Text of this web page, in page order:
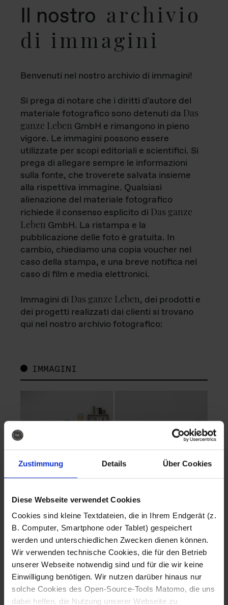
Zustimmung Details Über Cookies
Diese Webseite verwendet Cookies
Cookies sind kleine Textdateien, die in Ihrem Endgerät (z.
B. Computer, Smartphone oder Tablet) gespeichert
werden und unterschiedlichen Zwecken dienen können.
Wir verwenden technische Cookies, die für den Betrieb
unserer Webseite notwendig sind und für die wir keine
Einwilligung benötigen. Wir nutzen darüber hinaus nur
solche Cookies des Open-Source-Tools Matomo, die uns
dabei helfen, die Nutzung unserer Webseite zu
Il nostro archivio
di immagini
Benvenuti nel nostro archivio di immagini!
Si prega di notare che i diritti d'autore del
materiale fotografico sono detenuti da Das
ganze Leben GmbH e rimangono in pieno
vigore. Le immagini possono essere
utilizzate per scopi editoriali e scientifici. Si
prega di allegare sempre le informazioni
sulla fonte, che troverete salvata insieme
alla rispettiva immagine. Qualsiasi
alienazione del materiale fotografico
richiede il consenso esplicito di Das ganze
Leben GmbH. La ristampa e la
pubblicazione delle foto è gratuita. In
cambio, chiediamo una copia voucher nel
caso della stampa, e una breve notifica nel
caso di film e media elettronici.
Immagini di Das ganze Leben, dei prodotti e
dei progetti realizzati dai clienti si trovano
qui nel nostro archivio fotografico:
IMMAGINI
Fotografo: Lorenz
Sternbach
Download
Fotografo: Lorenz
Sternbach
Download